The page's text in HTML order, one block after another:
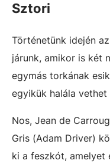
Sztori
Történetünk idején
járunk, amikor is két
egymás torkának
egyikük halála
Nos, Jean de
Gris (Adam Driver)
ki a feszkót, amelyet